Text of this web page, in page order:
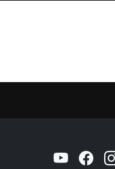
YouTube Facebook